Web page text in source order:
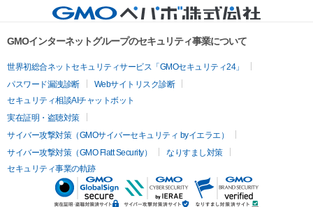
GMOインターネットグループのセキュリティ事業について
世界初総合ネットセキュリティサービス「GMOセキュリティ24」
パスワード漏洩診断
Webサイトリスク診断
セキュリティ相談AIチャットボット
実在証明・盗聴対策
サイバー攻撃対策（GMOサイバーセキュリティ byイエラエ）
サイバー攻撃対策（GMO Flatt Security）
なりすまし対策
セキュリティ事業の軌跡